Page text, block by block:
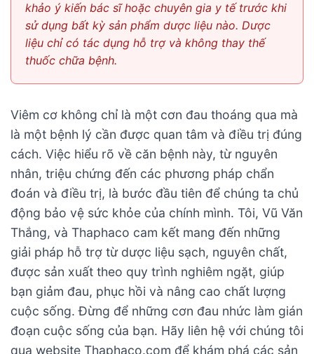
khảo ý kiến bác sĩ hoặc chuyên gia y tế trước khi
sử dụng bất kỳ sản phẩm dược liệu nào. Dược
liệu chỉ có tác dụng hỗ trợ và không thay thế
thuốc chữa bệnh.
Viêm cơ không chỉ là một cơn đau thoáng qua mà
là một bệnh lý cần được quan tâm và điều trị đúng
cách. Việc hiểu rõ về căn bệnh này, từ nguyên
nhân, triệu chứng đến các phương pháp chẩn
đoán và điều trị, là bước đầu tiên để chúng ta chủ
động bảo vệ sức khỏe của chính mình. Tôi, Vũ Văn
Thắng, và Thaphaco cam kết mang đến những
giải pháp hỗ trợ từ dược liệu sạch, nguyên chất,
được sản xuất theo quy trình nghiêm ngặt, giúp
bạn giảm đau, phục hồi và nâng cao chất lượng
cuộc sống. Đừng để những cơn đau nhức làm gián
đoạn cuộc sống của bạn. Hãy liên hệ với chúng tôi
qua website Thaphaco.com để khám phá các sản